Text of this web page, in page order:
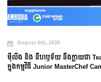
August 6th, 2026
ម៉ីលីង និង នីហឫទ័យ នឹងក្លាយជា
ក្នុងកម្មវិធី Junior MasterChef